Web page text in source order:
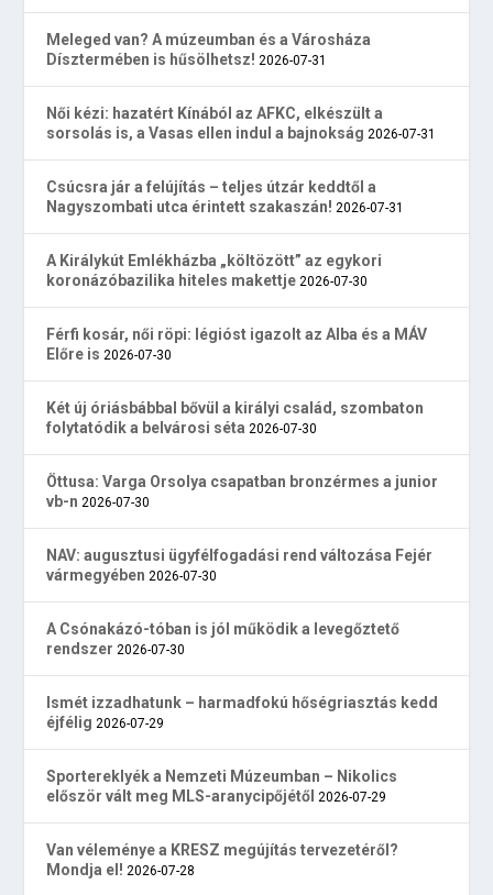
Meleged van? A múzeumban és a Városháza
Dísztermében is hűsölhetsz! 2026-07-31
Női kézi: hazatért Kínából az AFKC, elkészült a
sorsolás is, a Vasas ellen indul a bajnokság 2026-07-31
Csúcsra jár a felújítás – teljes útzár keddtől a
Nagyszombati utca érintett szakaszán! 2026-07-31
A Királykút Emlékházba „költözött” az egykori
koronázóbazilika hiteles makettje 2026-07-30
Férfi kosár, női röpi: légióst igazolt az Alba és a MÁV
Előre is 2026-07-30
Két új óriásbábbal bővül a királyi család, szombaton
folytatódik a belvárosi séta 2026-07-30
Öttusa: Varga Orsolya csapatban bronzérmes a junior
vb-n 2026-07-30
NAV: augusztusi ügyfélfogadási rend változása Fejér
vármegyében 2026-07-30
A Csónakázó-tóban is jól működik a levegőztető
rendszer 2026-07-30
Ismét izzadhatunk – harmadfokú hőségriasztás kedd
éjfélig 2026-07-29
Sportereklyék a Nemzeti Múzeumban – Nikolics
először vált meg MLS-aranycipőjétől 2026-07-29
Van véleménye a KRESZ megújítás tervezetéről?
Mondja el! 2026-07-28